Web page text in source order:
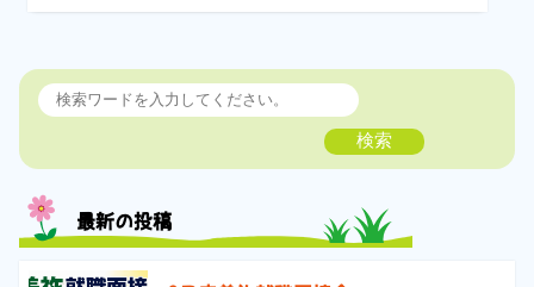
検索
最新の投稿